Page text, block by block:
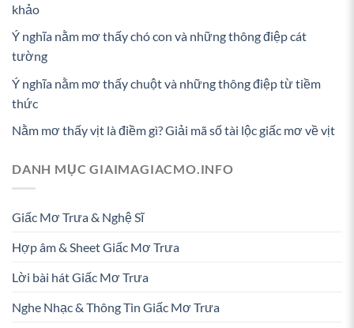
khảo
Ý nghĩa nằm mơ thấy chó con và những thông điệp cát
tường
Ý nghĩa nằm mơ thấy chuột và những thông điệp từ tiềm
thức
Nằm mơ thấy vịt là điềm gì? Giải mã số tài lộc giấc mơ về vịt
DANH MỤC GIAIMAGIACMO.INFO
Giấc Mơ Trưa & Nghệ Sĩ
Hợp âm & Sheet Giấc Mơ Trưa
Lời bài hát Giấc Mơ Trưa
Nghe Nhạc & Thông Tin Giấc Mơ Trưa